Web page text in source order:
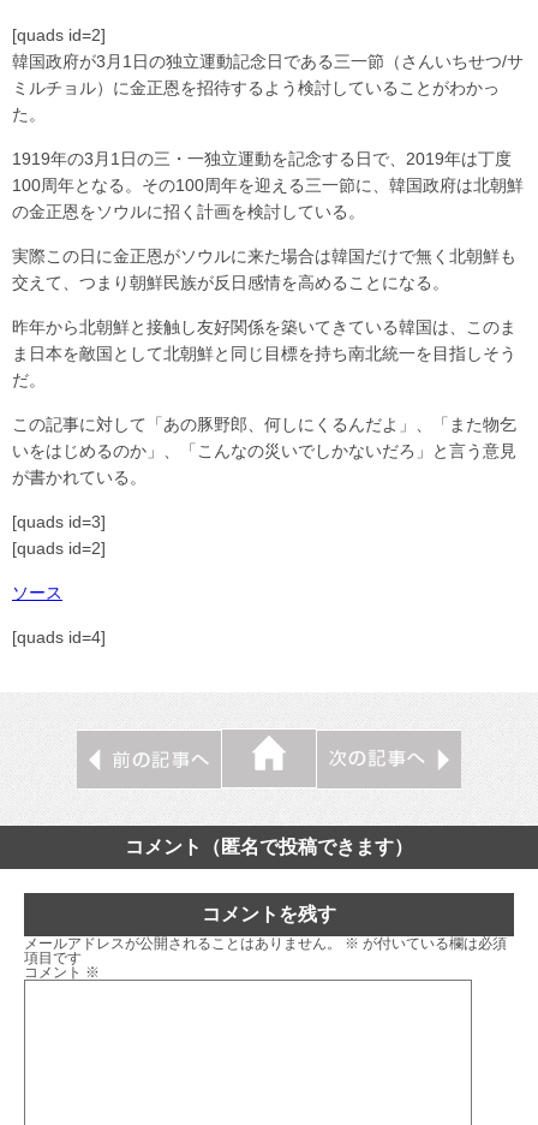
[quads id=2]
韓国政府が3月1日の独立運動記念日である三一節（さんいちせつ/サ
ミルチョル）に金正恩を招待するよう検討していることがわかっ
た。
1919年の3月1日の三・一独立運動を記念する日で、2019年は丁度
100周年となる。その100周年を迎える三一節に、韓国政府は北朝鮮
の金正恩をソウルに招く計画を検討している。
実際この日に金正恩がソウルに来た場合は韓国だけで無く北朝鮮も
交えて、つまり朝鮮民族が反日感情を高めることになる。
昨年から北朝鮮と接触し友好関係を築いてきている韓国は、このま
ま日本を敵国として北朝鮮と同じ目標を持ち南北統一を目指しそう
だ。
この記事に対して「あの豚野郎、何しにくるんだよ」、「また物乞
いをはじめるのか」、「こんなの災いでしかないだろ」と言う意見
が書かれている。
[quads id=3]
[quads id=2]
ソース
[quads id=4]
コメント（匿名で投稿できます）
コメントを残す
メールアドレスが公開されることはありません。 ※ が付いている欄は必須
項目です
コメント ※